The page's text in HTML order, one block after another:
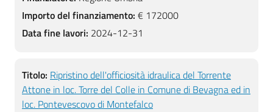
Importo del finanziamento: € 172000
Data fine lavori: 2024-12-31
Titolo: Ripristino dell'officiosità idraulica del Torrente
Attone in loc. Torre del Colle in Comune di Bevagna ed in
loc. Pontevescovo di Montefalco